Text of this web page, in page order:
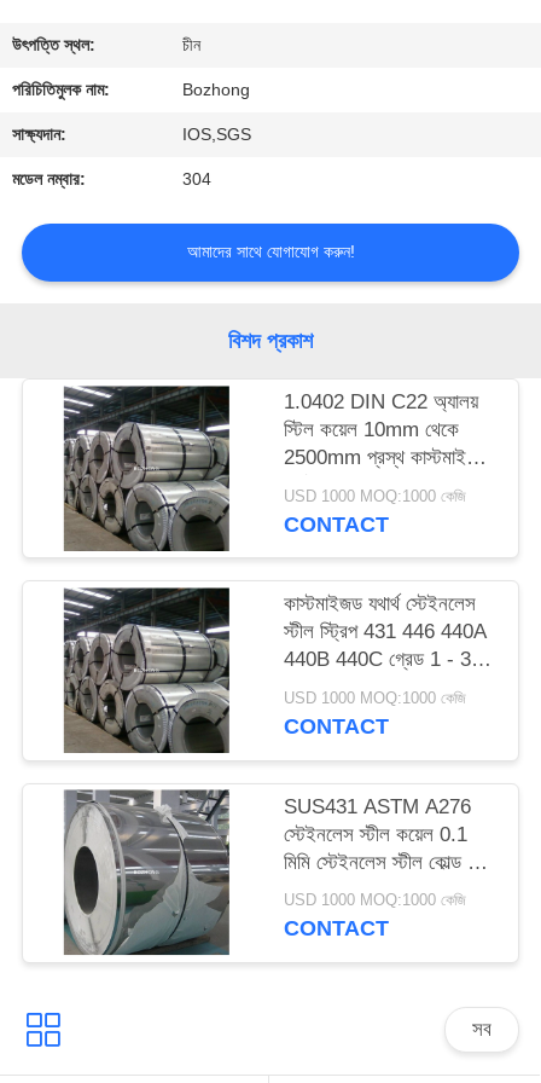
যোগাযোগ
করুন
উদ্ধৃতির
জন্য
আবেদন
সাইট
PRIVACY
POLICY
উৎপত্তি স্থল: চীন
পরিচিতিমুলক নাম: Bozhong
সাক্ষ্যদান: IOS,SGS
মডেল নম্বার: 304
আমাদের সাথে যোগাযোগ করুন!
বিশদ প্রকাশ
1.0402 DIN C22 অ্যালয়
স্টিল কয়েল 10mm থেকে
2500mm প্রস্থ কাস্টমাইজড
দৈর্ঘ্য
USD 1000 MOQ:1000 কেজি
CONTACT
কাস্টমাইজড যথার্থ স্টেইনলেস
স্টীল স্ট্রিপ 431 446 440A
440B 440C গ্রেড 1 - 3
মিমি পুরুত্ব
USD 1000 MOQ:1000 কেজি
CONTACT
SUS431 ASTM A276
স্টেইনলেস স্টীল কয়েল 0.1
মিমি স্টেইনলেস স্টীল কোল্ড রোল্ড
কয়েল
USD 1000 MOQ:1000 কেজি
CONTACT
সব